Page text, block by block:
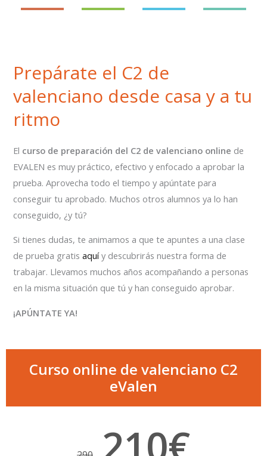
Prepárate el C2 de
valenciano desde casa y a tu
ritmo
El curso de preparación del C2 de valenciano online de
EVALEN es muy práctico, efectivo y enfocado a aprobar la
prueba. Aprovecha todo el tiempo y apúntate para
conseguir tu aprobado. Muchos otros alumnos ya lo han
conseguido, ¿y tú?
Si tienes dudas, te animamos a que te apuntes a una clase
de prueba gratisaquíy descubrirás nuestra forma de
trabajar. Llevamos muchos años acompañando a personas
en la misma situación que tú y han conseguido aprobar.
¡APÚNTATE YA!
Curso online de valenciano C2
eValen